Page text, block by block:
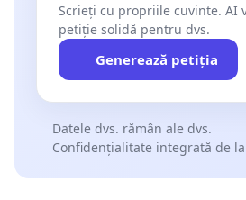
Scrieți cu propriile cuvinte. AI
petiție solidă pentru dvs.
Generează petiția
Datele dvs. rămân ale dvs.
Confidențialitate integrată de